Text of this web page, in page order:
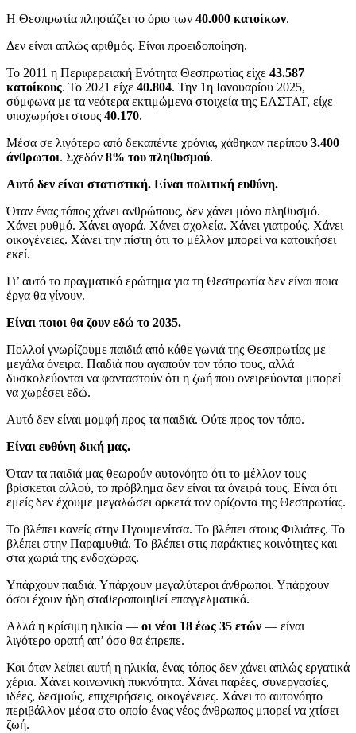
Η Θεσπρωτία πλησιάζει το όριο των 40.000 κατοίκων.
Δεν είναι απλώς αριθμός. Είναι προειδοποίηση.
Το 2011 η Περιφερειακή Ενότητα Θεσπρωτίας είχε 43.587
κατοίκους. Το 2021 είχε 40.804. Την 1η Ιανουαρίου 2025,
σύμφωνα με τα νεότερα εκτιμώμενα στοιχεία της ΕΛΣΤΑΤ, είχε
υποχωρήσει στους 40.170.
Μέσα σε λιγότερο από δεκαπέντε χρόνια, χάθηκαν περίπου 3.400
άνθρωποι. Σχεδόν 8% του πληθυσμού.
Αυτό δεν είναι στατιστική. Είναι πολιτική ευθύνη.
Όταν ένας τόπος χάνει ανθρώπους, δεν χάνει μόνο πληθυσμό.
Χάνει ρυθμό. Χάνει αγορά. Χάνει σχολεία. Χάνει γιατρούς. Χάνει
οικογένειες. Χάνει την πίστη ότι το μέλλον μπορεί να κατοικήσει
εκεί.
Γι’ αυτό το πραγματικό ερώτημα για τη Θεσπρωτία δεν είναι ποια
έργα θα γίνουν.
Είναι ποιοι θα ζουν εδώ το 2035.
Πολλοί γνωρίζουμε παιδιά από κάθε γωνιά της Θεσπρωτίας με
μεγάλα όνειρα. Παιδιά που αγαπούν τον τόπο τους, αλλά
δυσκολεύονται να φανταστούν ότι η ζωή που ονειρεύονται μπορεί
να χωρέσει εδώ.
Αυτό δεν είναι μομφή προς τα παιδιά. Ούτε προς τον τόπο.
Είναι ευθύνη δική μας.
Όταν τα παιδιά μας θεωρούν αυτονόητο ότι το μέλλον τους
βρίσκεται αλλού, το πρόβλημα δεν είναι τα όνειρά τους. Είναι ότι
εμείς δεν έχουμε μεγαλώσει αρκετά τον ορίζοντα της Θεσπρωτίας.
Το βλέπει κανείς στην Ηγουμενίτσα. Το βλέπει στους Φιλιάτες. Το
βλέπει στην Παραμυθιά. Το βλέπει στις παράκτιες κοινότητες και
στα χωριά της ενδοχώρας.
Υπάρχουν παιδιά. Υπάρχουν μεγαλύτεροι άνθρωποι. Υπάρχουν
όσοι έχουν ήδη σταθεροποιηθεί επαγγελματικά.
Αλλά η κρίσιμη ηλικία — οι νέοι 18 έως 35 ετών — είναι
λιγότερο ορατή απ’ όσο θα έπρεπε.
Και όταν λείπει αυτή η ηλικία, ένας τόπος δεν χάνει απλώς εργατικά
χέρια. Χάνει κοινωνική πυκνότητα. Χάνει παρέες, συνεργασίες,
ιδέες, δεσμούς, επιχειρήσεις, οικογένειες. Χάνει το αυτονόητο
περιβάλλον μέσα στο οποίο ένας νέος άνθρωπος μπορεί να χτίσει
ζωή.